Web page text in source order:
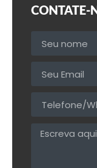
CONTATE-